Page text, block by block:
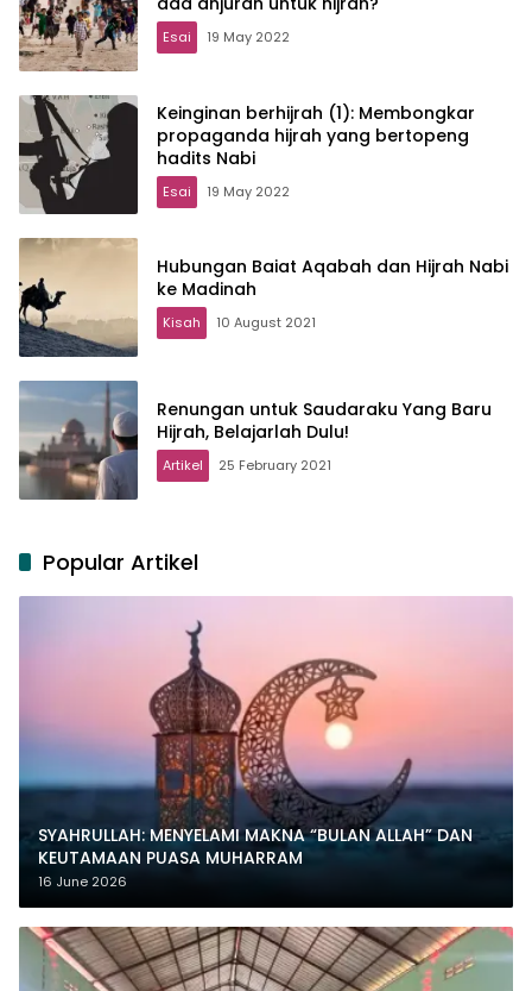
Esai 19 May 2022
Keinginan berhijrah (1): Membongkar
propaganda hijrah yang bertopeng
hadits Nabi
Esai 19 May 2022
Hubungan Baiat Aqabah dan Hijrah Nabi
ke Madinah
Kisah 10 August 2021
Renungan untuk Saudaraku Yang Baru
Hijrah, Belajarlah Dulu!
Artikel 25 February 2021
Popular Artikel
SYAHRULLAH: MENYELAMI MAKNA “BULAN ALLAH” DAN
KEUTAMAAN PUASA MUHARRAM
16 June 2026